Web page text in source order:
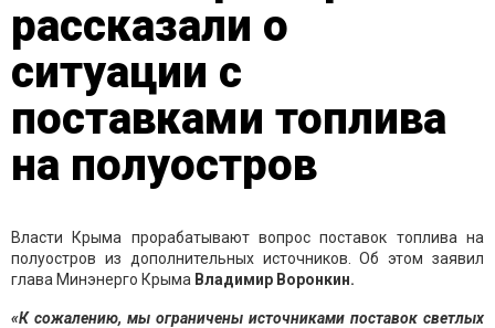
рассказали о
ситуации с
поставками топлива
на полуостров
Власти Крыма прорабатывают вопрос поставок топлива на
полуостров из дополнительных источников. Об этом заявил
глава Минэнерго Крыма Владимир Воронкин.
«К сожалению, мы ограничены источниками поставок светлых